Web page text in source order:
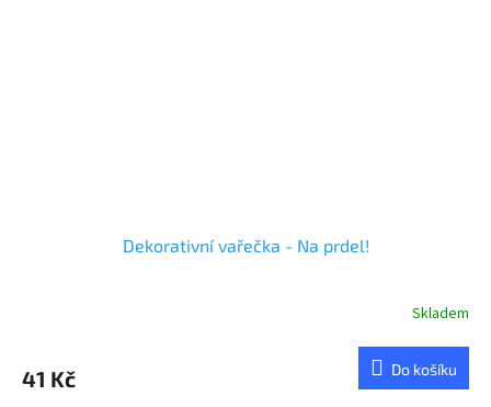
Dekorativní vařečka - Na prdel!
Skladem
41 Kč Do košíku